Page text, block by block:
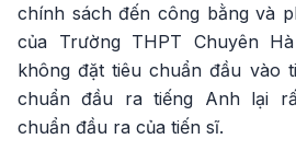
chính sách đến công bằng và
của Trường THPT Chuyên
không đặt tiêu chuẩn đầu vào
chuẩn đầu ra tiếng Anh lại
chuẩn đầu ra của tiến sĩ.